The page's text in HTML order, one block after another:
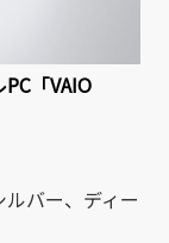
「VAIO
バー、ディー